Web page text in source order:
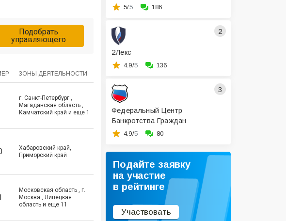
Подобрать
управляющего
ЗОНЫ ДЕЯТЕЛЬНОСТИ
г. Санкт-Петербург ,
Магаданская область ,
Камчатский край и еще 1
Хабаровский край,
Приморский край
Московская область , г.
Москва , Липецкая
область и еще 11
5/5 186
2
2Лекс
4.9/5 136
3
Федеральный Центр
Банкротства Граждан
4.9/5 80
Подайте заявку
на участие
в рейтинге
Участвовать